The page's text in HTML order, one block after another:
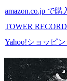
amazon.co.jp で購
TOWER
Yahoo!ショッピ